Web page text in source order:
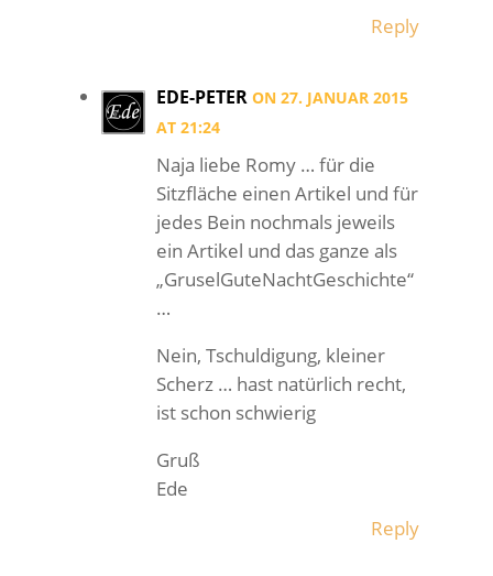
Reply
EDE-PETER ON 27. JANUAR 2015
AT 21:24
Naja liebe Romy … für die
Sitzfläche einen Artikel und für
jedes Bein nochmals jeweils
ein Artikel und das ganze als
„GruselGuteNachtGeschichte“
…
Nein, Tschuldigung, kleiner
Scherz … hast natürlich recht,
ist schon schwierig
Gruß
Ede
Reply